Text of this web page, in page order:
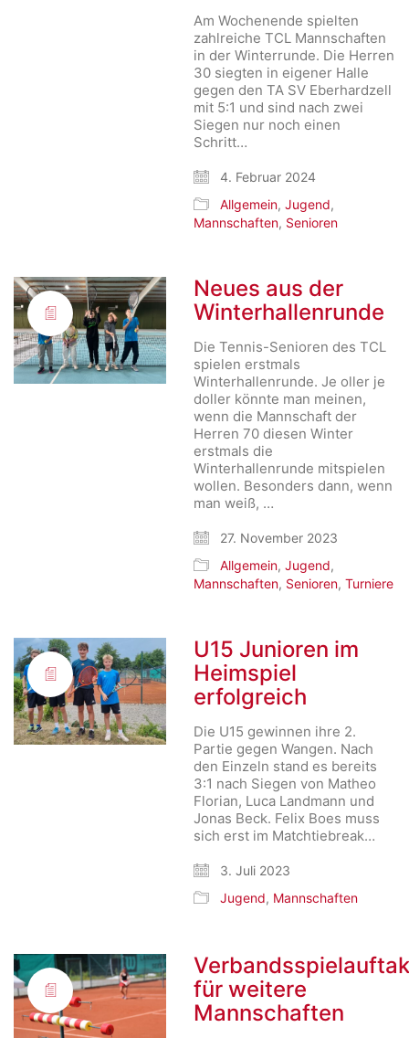
Am Wochenende spielten
zahlreiche TCL Mannschaften
in der Winterrunde. Die Herren
30 siegten in eigener Halle
gegen den TA SV Eberhardzell
mit 5:1 und sind nach zwei
Siegen nur noch einen
Schritt…
4. Februar 2024
Allgemein,Jugend,
Mannschaften, Senioren
Neues aus der
Winterhallenrunde
Die Tennis-Senioren des TCL
spielen erstmals
Winterhallenrunde. Je oller je
doller könnte man meinen,
wenn die Mannschaft der
Herren 70 diesen Winter
erstmals die
Winterhallenrunde mitspielen
wollen. Besonders dann, wenn
man weiß, …
27. November 2023
Allgemein,Jugend,
Mannschaften, Senioren,Turniere
U15 Junioren im
Heimspiel
erfolgreich
Die U15 gewinnen ihre 2.
Partie gegen Wangen. Nach
den Einzeln stand es bereits
3:1 nach Siegen von Matheo
Florian, Luca Landmann und
Jonas Beck. Felix Boes muss
sich erst im Matchtiebreak…
3. Juli 2023
Jugend, Mannschaften
für weitere
Mannschaften